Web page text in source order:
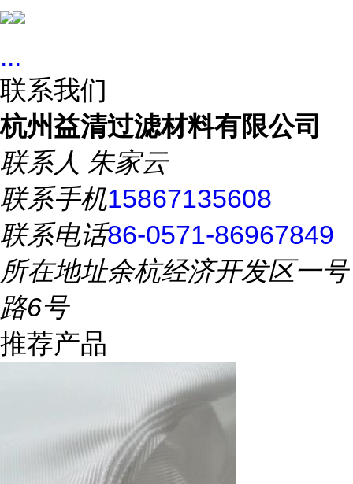
...
联系我们
杭州益清过滤材料有限公司
联系人 朱家云
联系手机15867135608
联系电话86-0571-86967849
所在地址余杭经济开发区一号
路6号
推荐产品